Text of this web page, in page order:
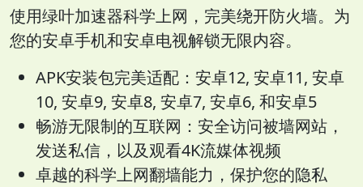
使用绿叶加速器科学上网，完美绕开防火墙。为
您的安卓手机和安卓电视解锁无限内容。
APK安装包完美适配：安卓12, 安卓11, 安卓
10, 安卓9, 安卓8, 安卓7, 安卓6, 和安卓5
畅游无限制的互联网：安全访问被墙网站，
发送私信，以及观看4K流媒体视频
卓越的科学上网翻墙能力，保护您的隐私